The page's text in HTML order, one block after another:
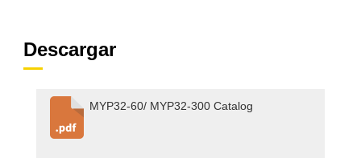
Descargar
MYP32-60/ MYP32-300 Catalog